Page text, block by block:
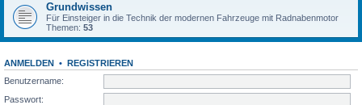
Grundwissen
Für Einsteiger in die Technik der modernen Fahrzeuge mit Radnabenmotor
Themen: 53
ANMELDEN • REGISTRIEREN
Benutzername:
Passwort: